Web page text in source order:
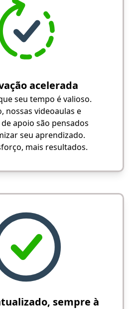
acelerada
seu tempo é valioso.
nossas videoaulas e
apoio são pensados
seu aprendizado.
mais resultados.
sempre à